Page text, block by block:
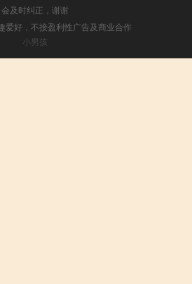
会及时纠正，谢谢
爱好，不接盈利性广告及商业合作
小男孩